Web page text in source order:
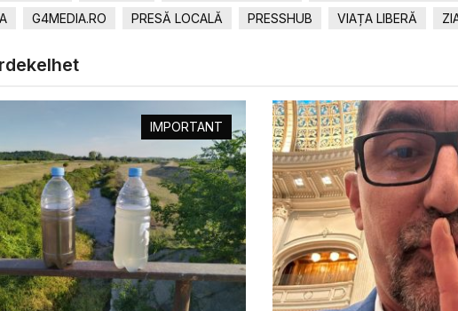
G4MEDIA.RO PRESĂ LOCALĂ PRESSHUB VIAȚA LIBERĂ
IMPORTANT